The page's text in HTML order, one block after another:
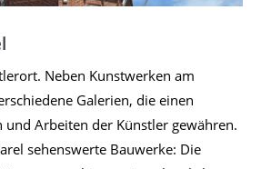
Neben Kunstwerken am
Galerien, die einen
und Arbeiten der Künstler gewähren.
sehenswerte Bauwerke: Die